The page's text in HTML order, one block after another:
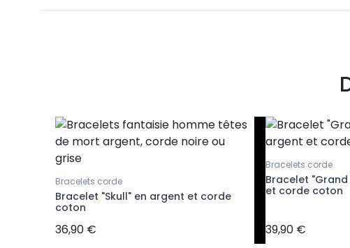
Bracelets corde
Bracelet "Skull" en argent et corde
coton
36,90 €
Bracelets corde
Bracelet
et corde coton
39,90 €